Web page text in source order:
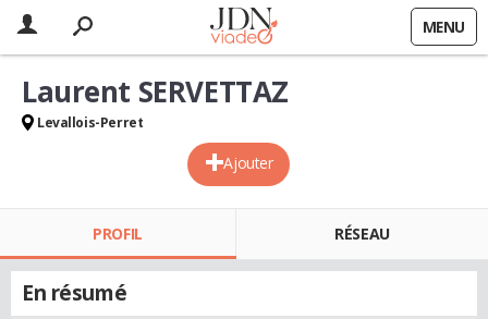
MENU
Ajouter
Laurent SERVETTAZ
Levallois-Perret
PROFIL RÉSEAU
En résumé